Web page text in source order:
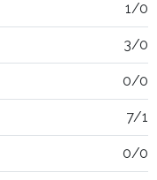
1/0
3/0
0/0
7/1
0/0